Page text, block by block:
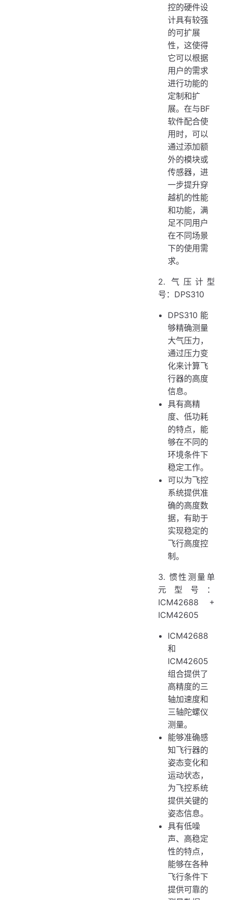
控的硬件设
计具有较强
的可扩展
性，这使得
它可以根据
用户的需求
进行功能的
定制和扩
展。在与BF
软件配合使
用时，可以
通过添加额
外的模块或
传感器，进
一步提升穿
越机的性能
和功能，满
足不同用户
在不同场景
下的使用需
求。
2. 气压计型
号：DPS310
DPS310 能
够精确测量
大气压力，
通过压力变
化来计算飞
行器的高度
信息。
具有高精
度、低功耗
的特点，能
够在不同的
环境条件下
稳定工作。
可以为飞控
系统提供准
确的高度数
据，有助于
实现稳定的
飞行高度控
制。
3. 惯性测量单
元型号：
ICM42688 +
ICM42605
ICM42688
和
ICM42605
组合提供了
高精度的三
轴加速度和
三轴陀螺仪
测量。
能够准确感
知飞行器的
姿态变化和
运动状态，
为飞控系统
提供关键的
姿态信息。
具有低噪
声、高稳定
性的特点，
能够在各种
飞行条件下
提供可靠的